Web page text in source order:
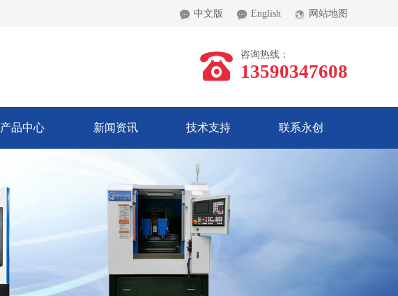
中文版 English 网站地图
咨询热线：
13590347608
产品中心 新闻资讯 技术支持 联系永创